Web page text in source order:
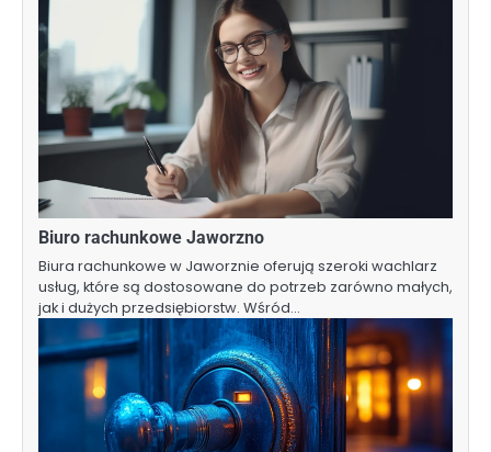
Biuro rachunkowe Jaworzno
Biura rachunkowe w Jaworznie oferują szeroki wachlarz
usług, które są dostosowane do potrzeb zarówno małych,
jak i dużych przedsiębiorstw. Wśród…